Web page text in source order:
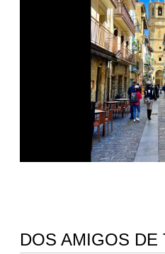
DOS AMIGOS DE